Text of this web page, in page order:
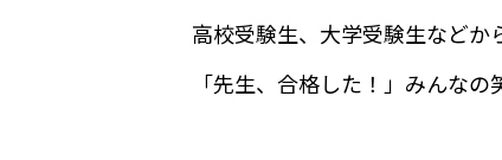
高校受験生、大学受験生などか
「先生、合格した！」みんなの